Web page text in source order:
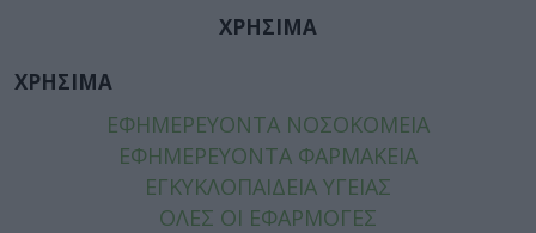
ΧΡΗΣΙΜΑ
ΧΡΗΣΙΜΑ
ΕΦΗΜΕΡΕΥΟΝΤΑ ΝΟΣΟΚΟΜΕΙΑ
ΕΦΗΜΕΡΕΥΟΝΤΑ ΦΑΡΜΑΚΕΙΑ
ΕΓΚΥΚΛΟΠΑΙΔΕΙΑ ΥΓΕΙΑΣ
ΟΛΕΣ ΟΙ ΕΦΑΡΜΟΓΕΣ